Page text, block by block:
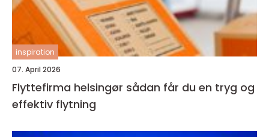
inspiration
07. April 2026
Flyttefirma helsingør sådan får du en tryg og
effektiv flytning